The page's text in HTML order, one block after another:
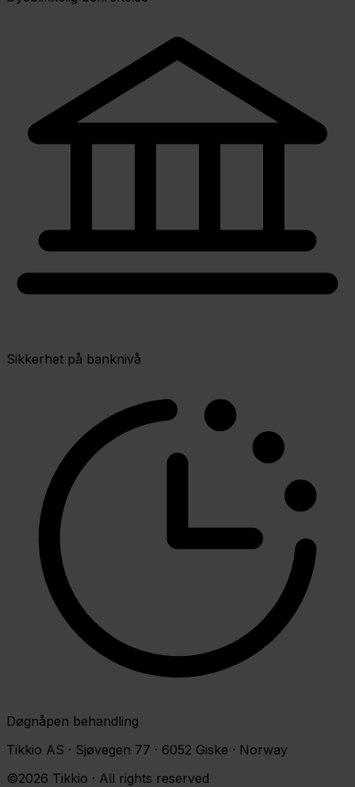
Sikkerhet på banknivå
Døgnåpen behandling
Tikkio AS · Sjøvegen 77 · 6052 Giske · Norway
©2026 Tikkio · All rights reserved